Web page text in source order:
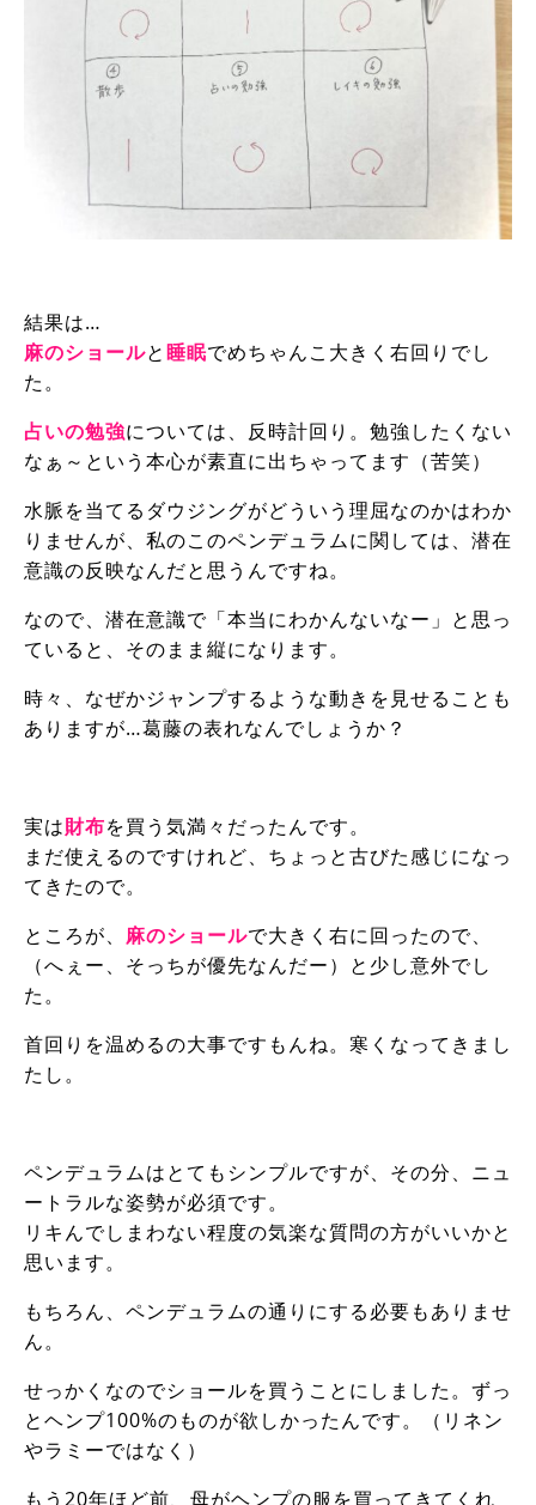
結果は…
麻のショールと睡眠でめちゃんこ大きく右回りでし
た。
占いの勉強については、反時計回り。勉強したくない
なぁ～という本心が素直に出ちゃってます（苦笑）
水脈を当てるダウジングがどういう理屈なのかはわか
りませんが、私のこのペンデュラムに関しては、潜在
意識の反映なんだと思うんですね。
なので、潜在意識で「本当にわかんないなー」と思っ
ていると、そのまま縦になります。
時々、なぜかジャンプするような動きを見せることも
ありますが…葛藤の表れなんでしょうか？
実は財布を買う気満々だったんです。
まだ使えるのですけれど、ちょっと古びた感じになっ
てきたので。
ところが、 麻のショールで大きく右に回ったので、
（へぇー、そっちが優先なんだー）と少し意外でし
た。
首回りを温めるの大事ですもんね。寒くなってきまし
たし。
ペンデュラムはとてもシンプルですが、その分、ニュ
ートラルな姿勢が必須です。
リキんでしまわない程度の気楽な質問の方がいいかと
思います。
もちろん、ペンデュラムの通りにする必要もありませ
ん。
せっかくなのでショールを買うことにしました。ずっ
とヘンプ100%のものが欲しかったんです。（リネン
やラミーではなく）
もう20年ほど前、母がヘンプの服を買ってきてくれ